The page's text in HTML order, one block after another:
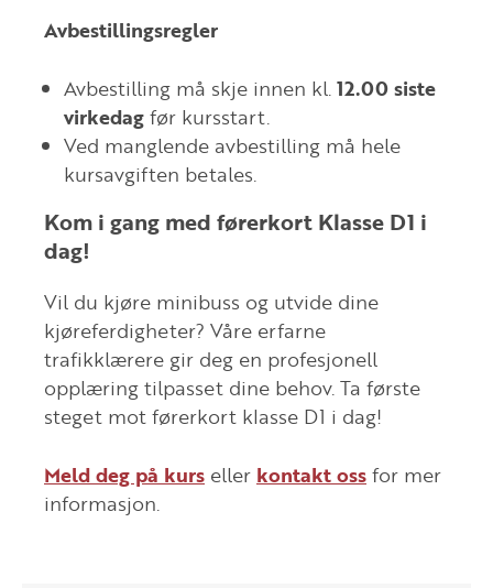
Avbestillingsregler
Avbestilling må skje innen kl.12.00 siste
virkedagfør kursstart.
Ved manglende avbestilling må hele
kursavgiften betales.
Kom i gang med førerkort Klasse D1 i
dag!
Vil du kjøre minibuss og utvide dine
kjøreferdigheter? Våre erfarne
trafikklærere gir deg en profesjonell
opplæring tilpasset dine behov. Ta første
steget mot førerkort klasse D1 i dag!
Meld deg på kurs eller kontakt ossfor mer
informasjon.